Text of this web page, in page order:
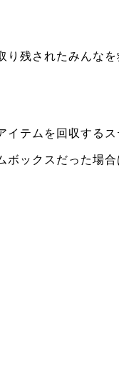
り残されたみんなを
イテムを回収するス
ボックスだった場